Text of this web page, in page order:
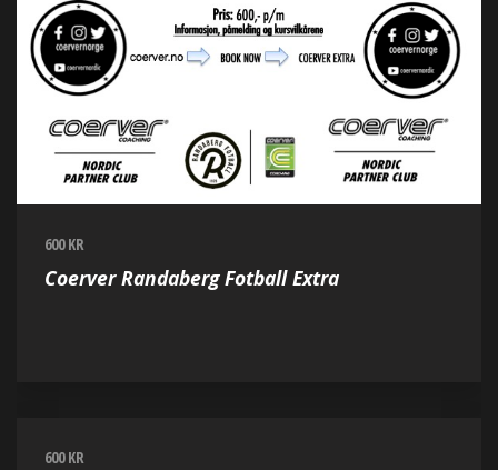
600 KR
Coerver Randaberg Fotball Extra
600 KR